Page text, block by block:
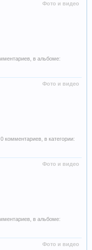
Фото и видео
в альбоме:
Фото и видео
, 0 комментариев, в категории:
Фото и видео
в альбоме:
Фото и видео